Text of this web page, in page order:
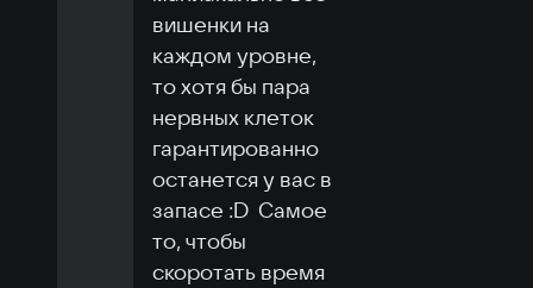
Spaceвишенки на
каждом уровне,
то хотя бы пара
нервных клеток
гарантированно
останется у вас в
запасе :D  Самое
то, чтобы
скоротать время